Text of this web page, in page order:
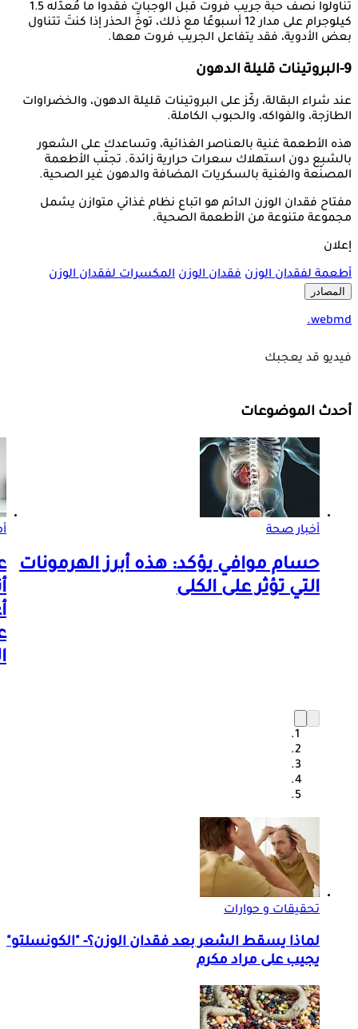
تناولوا نصف حبة جريب فروت قبل الوجبات فقدوا ما مُعدّله 1.5
كيلوجرام على مدار 12 أسبوعًا مع ذلك، توخَّ الحذر إذا كنتَ تتناول
بعض الأدوية، فقد يتفاعل الجريب فروت معها.
9-البروتينات قليلة الدهون
عند شراء البقالة، ركّز على البروتينات قليلة الدهون، والخضراوات
الطازجة، والفواكه، والحبوب الكاملة.
هذه الأطعمة غنية بالعناصر الغذائية، وتساعدك على الشعور
بالشبع دون استهلاك سعرات حرارية زائدة. تجنّب الأطعمة
المصنّعة والغنية بالسكريات المضافة والدهون غير الصحية.
مفتاح فقدان الوزن الدائم هو اتباع نظام غذائي متوازن يشمل
مجموعة متنوعة من الأطعمة الصحية.
إعلان
أطعمة لفقدان الوزن فقدان الوزن المكسرات لفقدان الوزن
المصادر
webmd.
فيديو قد يعجبك
أحدث الموضوعات
أخبار صحة
حسام موافي يؤكد: هذه أبرز الهرمونات
التي تؤثر على الكلى
تحقيقات و حوارات
لماذا يسقط الشعر بعد فقدان الوزن؟- "الكونسلتو"
يجيب على مراد مكرم